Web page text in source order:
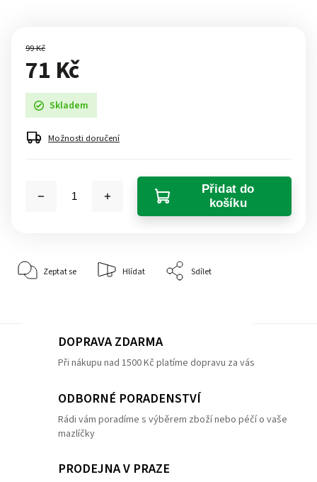
99 Kč
71 Kč
Skladem
Možnosti doručení
Přidat do
košíku
Zeptat se Hlídat Sdílet
DOPRAVA ZDARMA
Při nákupu nad 1500 Kč platíme dopravu za vás
ODBORNÉ PORADENSTVÍ
Rádi vám poradíme s výběrem zboží nebo péčí o vaše
mazlíčky
PRODEJNA V PRAZE